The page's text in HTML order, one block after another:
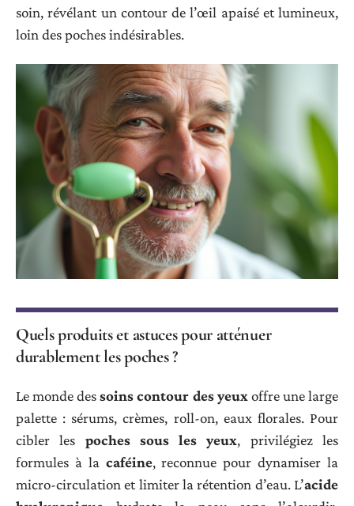
soin, révélant un contour de l’œil apaisé et lumineux,
loin des poches indésirables.
Quels produits et astuces pour atténuer
durablement les poches ?
Le monde dessoins contour des yeuxoffre une large
palette : sérums, crèmes, roll-on, eaux florales. Pour
cibler les poches sous les yeux, privilégiez les
formules à la caféine, reconnue pour dynamiser la
micro-circulation et limiter la rétention d’eau. L’acide